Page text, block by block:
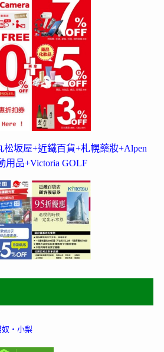
松坂屋+近鐵百貨+札幌藥妝+Alpen
用品+Victoria GOLF
奴‧小梨